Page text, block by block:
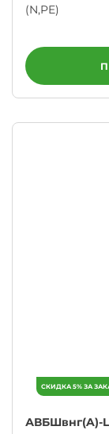
(N,PE)
АВБШвнг(A)-